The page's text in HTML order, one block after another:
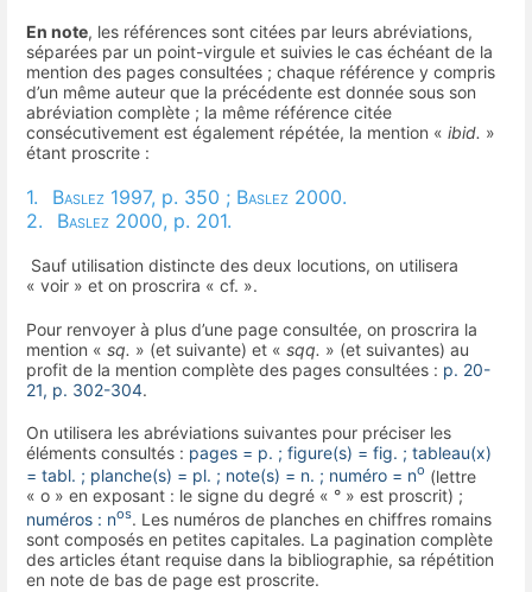
En note, les références sont citées par leurs abréviations,
séparées par un point-virgule et suivies le cas échéant de la
mention des pages consultées ; chaque référence y compris
d’un même auteur que la précédente est donnée sous son
abréviation complète ; la même référence citée
consécutivement est également répétée, la mention « ibid. »
étant proscrite :
1. Baslez 1997, p. 350 ; Baslez 2000.
2.
Baslez 2000, p. 201.
Sauf utilisation distincte des deux locutions, on utilisera
« voir » et on proscrira « cf. ».
Pour renvoyer à plus d’une page consultée, on proscrira la
mention « sq. » (et suivante) et « sqq. » (et suivantes) au
profit de la mention complète des pages consultées : p. 20-
21, p. 302-304.
On utilisera les abréviations suivantes pour préciser les
éléments consultés : pages = p. ; figure(s) = fig. ; tableau(x)
= tabl. ; planche(s) = pl. ; note(s) = n. ; numéro = no (lettre
« o » en exposant : le signe du degré « ° » est proscrit) ;
numéros : nos. Les numéros de planches en chiffres romains
sont composés en petites capitales. La pagination complète
des articles étant requise dans la bibliographie, sa répétition
en note de bas de page est proscrite.